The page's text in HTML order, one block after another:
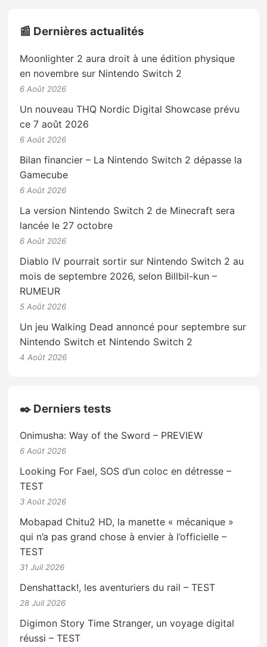
📰 Dernières actualités
Moonlighter 2 aura droit à une édition physique
en novembre sur Nintendo Switch 2
6 Août 2026
Un nouveau THQ Nordic Digital Showcase prévu
ce 7 août 2026
6 Août 2026
Bilan financier – La Nintendo Switch 2 dépasse la
Gamecube
6 Août 2026
La version Nintendo Switch 2 de Minecraft sera
lancée le 27 octobre
6 Août 2026
Diablo IV pourrait sortir sur Nintendo Switch 2 au
mois de septembre 2026, selon Billbil-kun –
RUMEUR
5 Août 2026
Un jeu Walking Dead annoncé pour septembre sur
Nintendo Switch et Nintendo Switch 2
4 Août 2026
✒️ Derniers tests
Onimusha: Way of the Sword – PREVIEW
6 Août 2026
Looking For Fael, SOS d’un coloc en détresse –
TEST
3 Août 2026
Mobapad Chitu2 HD, la manette « mécanique »
qui n’a pas grand chose à envier à l’officielle –
TEST
31 Juil 2026
Denshattack!, les aventuriers du rail – TEST
28 Juil 2026
Digimon Story Time Stranger, un voyage digital
réussi – TEST